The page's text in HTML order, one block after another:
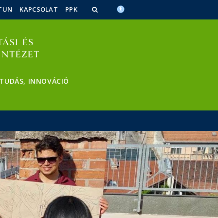
KAPCSOLAT PPK
INNOVÁCIÓ